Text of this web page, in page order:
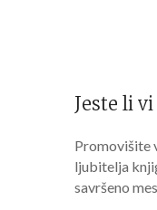
Jeste li
Promovišite
ljubitelja
savršeno